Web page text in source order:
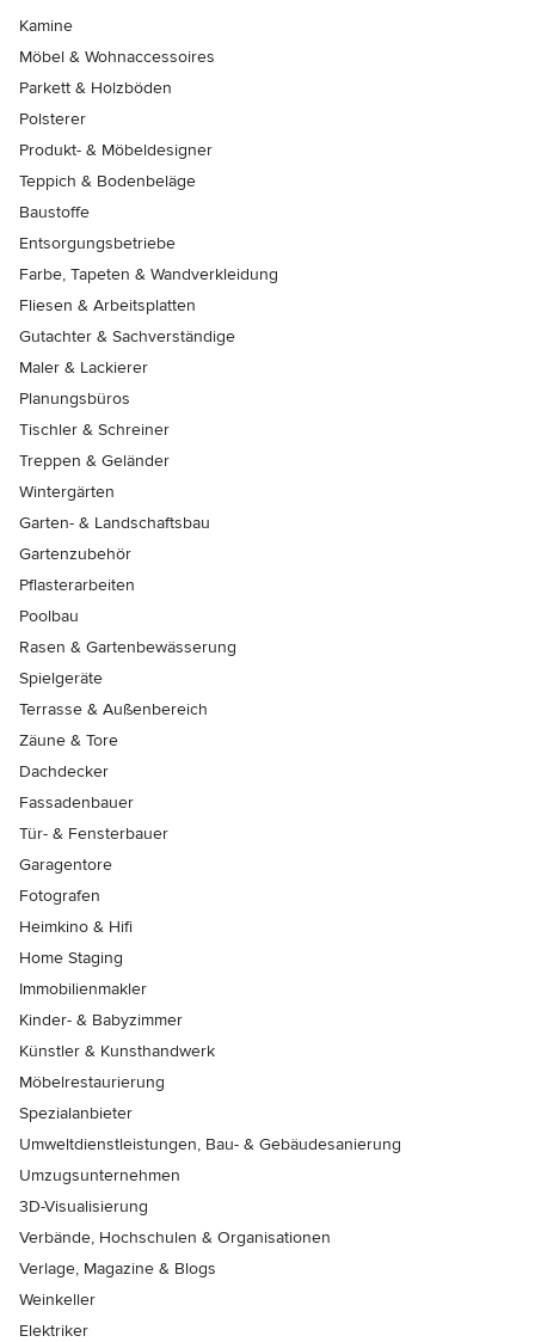
Kamine
Möbel & Wohnaccessoires
Parkett & Holzböden
Polsterer
Produkt- & Möbeldesigner
Teppich & Bodenbeläge
Baustoffe
Entsorgungsbetriebe
Farbe, Tapeten & Wandverkleidung
Fliesen & Arbeitsplatten
Gutachter & Sachverständige
Maler & Lackierer
Planungsbüros
Tischler & Schreiner
Treppen & Geländer
Wintergärten
Garten- & Landschaftsbau
Gartenzubehör
Pflasterarbeiten
Poolbau
Rasen & Gartenbewässerung
Spielgeräte
Terrasse & Außenbereich
Zäune & Tore
Dachdecker
Fassadenbauer
Tür- & Fensterbauer
Garagentore
Fotografen
Heimkino & Hifi
Home Staging
Immobilienmakler
Kinder- & Babyzimmer
Künstler & Kunsthandwerk
Möbelrestaurierung
Spezialanbieter
Umweltdienstleistungen, Bau- & Gebäudesanierung
Umzugsunternehmen
3D-Visualisierung
Verbände, Hochschulen & Organisationen
Verlage, Magazine & Blogs
Weinkeller
Elektriker